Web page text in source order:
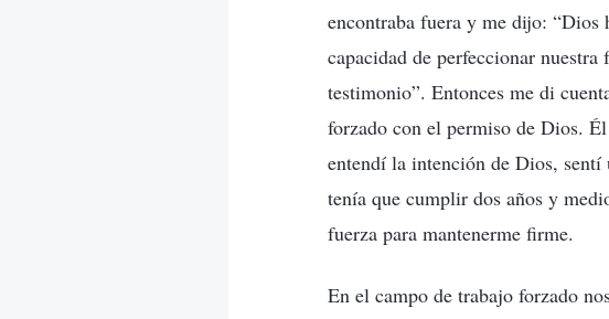
encontraba fuera y me dijo:
capacidad de perfeccionar
testimonio”. Entonces me di
forzado con el permiso de Dios.
entendí la intención de Dios,
tenía que cumplir dos años y
fuerza para mantenerme firme.
En el campo de trabajo forzado